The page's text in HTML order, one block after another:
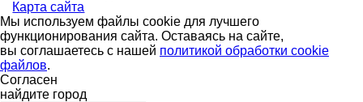
Карта сайта
Мы используем файлы cookie для лучшего
функционирования сайта. Оставаясь на сайте,
вы соглашаетесь с нашей политикой обработки cookie
файлов.
Согласен
найдите город